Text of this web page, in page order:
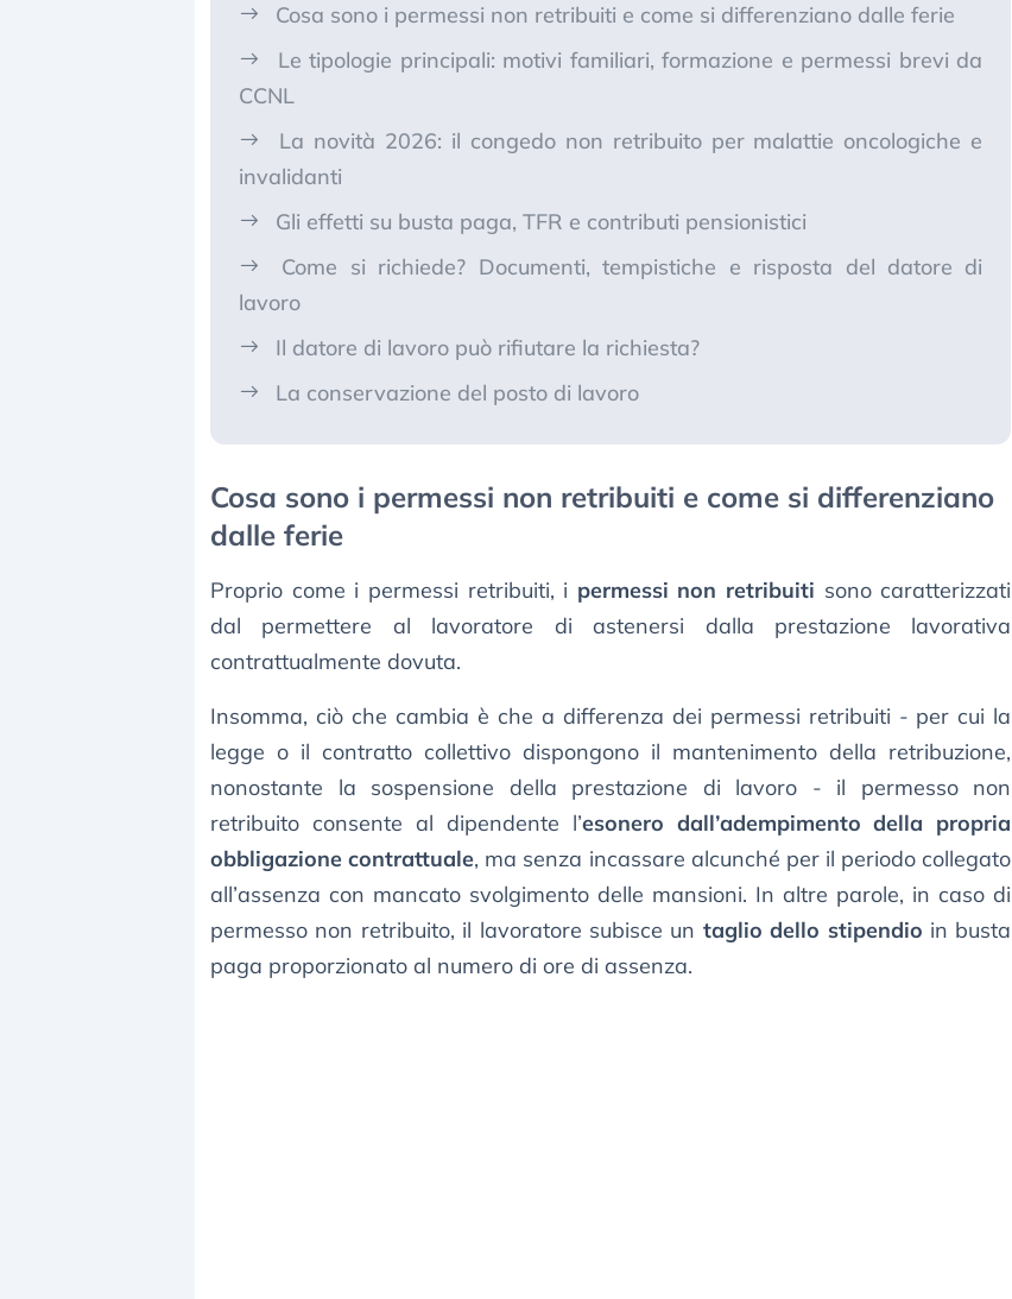
Cosa sono i permessi non retribuiti e come si differenziano dalle ferie
Le tipologie principali: motivi familiari, formazione e permessi brevi da
CCNL
La novità 2026: il congedo non retribuito per malattie oncologiche e
invalidanti
Gli effetti su busta paga, TFR e contributi pensionistici
Come si richiede? Documenti, tempistiche e risposta del datore di
lavoro
Il datore di lavoro può rifiutare la richiesta?
La conservazione del posto di lavoro
Cosa sono i permessi non retribuiti e come si differenziano
dalle ferie
Proprio come i permessi retribuiti, i permessi non retribuiti sono caratterizzati
dal permettere al lavoratore di astenersi dalla prestazione lavorativa
contrattualmente dovuta.
Insomma, ciò che cambia è che a differenza dei permessi retribuiti - per cui la
legge o il contratto collettivo dispongono il mantenimento della retribuzione,
nonostante la sospensione della prestazione di lavoro - il permesso non
retribuito consente al dipendente l’esonero dall’adempimento della propria
obbligazione contrattuale, ma senza incassare alcunché per il periodo collegato
all’assenza con mancato svolgimento delle mansioni. In altre parole, in caso di
permesso non retribuito, il lavoratore subisce un taglio dello stipendio in busta
paga proporzionato al numero di ore di assenza.